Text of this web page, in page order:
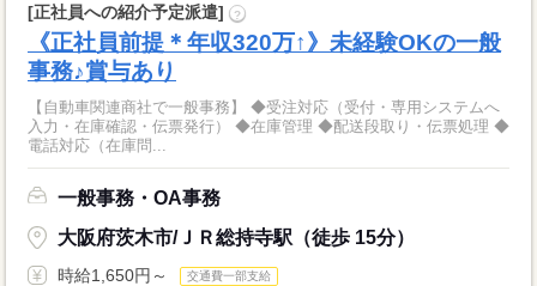
[正社員への紹介予定派遣] ?
《正社員前提＊年収320万↑》未経験OKの一般
事務♪賞与あり
【自動車関連商社で一般事務】 ◆受注対応（受付・専用システムへ
入力・在庫確認・伝票発行） ◆在庫管理 ◆配送段取り・伝票処理 ◆
電話対応（在庫問...
一般事務・OA事務
大阪府茨木市/ＪＲ総持寺駅（徒歩 15分）
時給1,650円～ 交通費一部支給